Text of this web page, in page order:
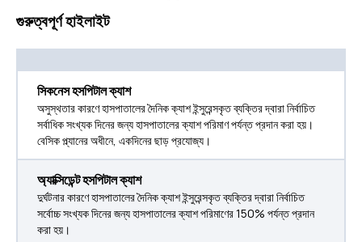
গুরুত্বপূর্ণ হাইলাইট
সিকনেস হসপিটাল ক্যাশ
অসুস্থতার কারণে হাসপাতালের দৈনিক ক্যাশ ইন্সুরেন্সকৃত ব্যক্তির দ্বারা নির্বাচিত
সর্বাধিক সংখ্যক দিনের জন্য হাসপাতালের ক্যাশ পরিমাণ পর্যন্ত প্রদান করা হয়।
বেসিক প্ল্যানের অধীনে, একদিনের ছাড় প্রযোজ্য।
অ্যাক্সিডেন্ট হসপিটাল ক্যাশ
দুর্ঘটনার কারণে হাসপাতালের দৈনিক ক্যাশ ইন্সুরেন্সকৃত ব্যক্তির দ্বারা নির্বাচিত
সর্বোচ্চ সংখ্যক দিনের জন্য হাসপাতালের ক্যাশ পরিমাণের 150% পর্যন্ত প্রদান
করা হয়।